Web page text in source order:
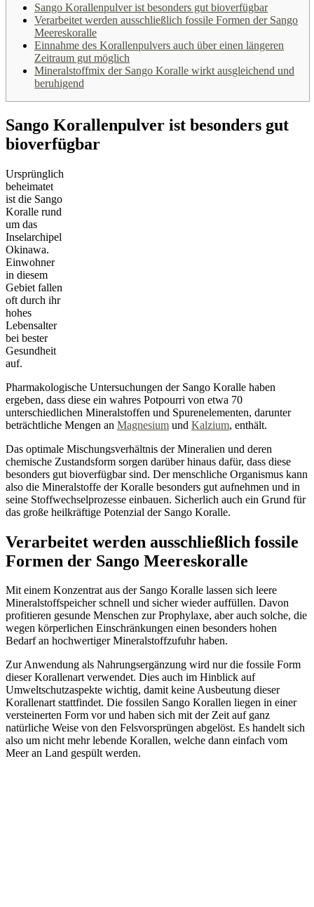
Sango Korallenpulver ist besonders gut bioverfügbar
Verarbeitet werden ausschließlich fossile Formen der Sango
Meereskoralle
Einnahme des Korallenpulvers auch über einen längeren
Zeitraum gut möglich
Mineralstoffmix der Sango Koralle wirkt ausgleichend und
beruhigend
Sango Korallenpulver ist besonders gut
bioverfügbar
Ursprünglich
beheimatet
ist die Sango
Koralle rund
um das
Inselarchipel
Okinawa.
Einwohner
in diesem
Gebiet fallen
oft durch ihr
hohes
Lebensalter
bei bester
Gesundheit
auf.
Pharmakologische Untersuchungen der Sango Koralle haben
ergeben, dass diese ein wahres Potpourri von etwa 70
unterschiedlichen Mineralstoffen und Spurenelementen, darunter
beträchtliche Mengen an Magnesium und Kalzium, enthält.
Das optimale Mischungsverhältnis der Mineralien und deren
chemische Zustandsform sorgen darüber hinaus dafür, dass diese
besonders gut bioverfügbar sind. Der menschliche Organismus kann
also die Mineralstoffe der Koralle besonders gut aufnehmen und in
seine Stoffwechselprozesse einbauen. Sicherlich auch ein Grund für
das große heilkräftige Potenzial der Sango Koralle.
Verarbeitet werden ausschließlich fossile
Formen der Sango Meereskoralle
Mit einem Konzentrat aus der Sango Koralle lassen sich leere
Mineralstoffspeicher schnell und sicher wieder auffüllen. Davon
profitieren gesunde Menschen zur Prophylaxe, aber auch solche, die
wegen körperlichen Einschränkungen einen besonders hohen
Bedarf an hochwertiger Mineralstoffzufuhr haben.
Zur Anwendung als Nahrungsergänzung wird nur die fossile Form
dieser Korallenart verwendet. Dies auch im Hinblick auf
Umweltschutzaspekte wichtig, damit keine Ausbeutung dieser
Korallenart stattfindet. Die fossilen Sango Korallen liegen in einer
versteinerten Form vor und haben sich mit der Zeit auf ganz
natürliche Weise von den Felsvorsprüngen abgelöst. Es handelt sich
also um nicht mehr lebende Korallen, welche dann einfach vom
Meer an Land gespült werden.